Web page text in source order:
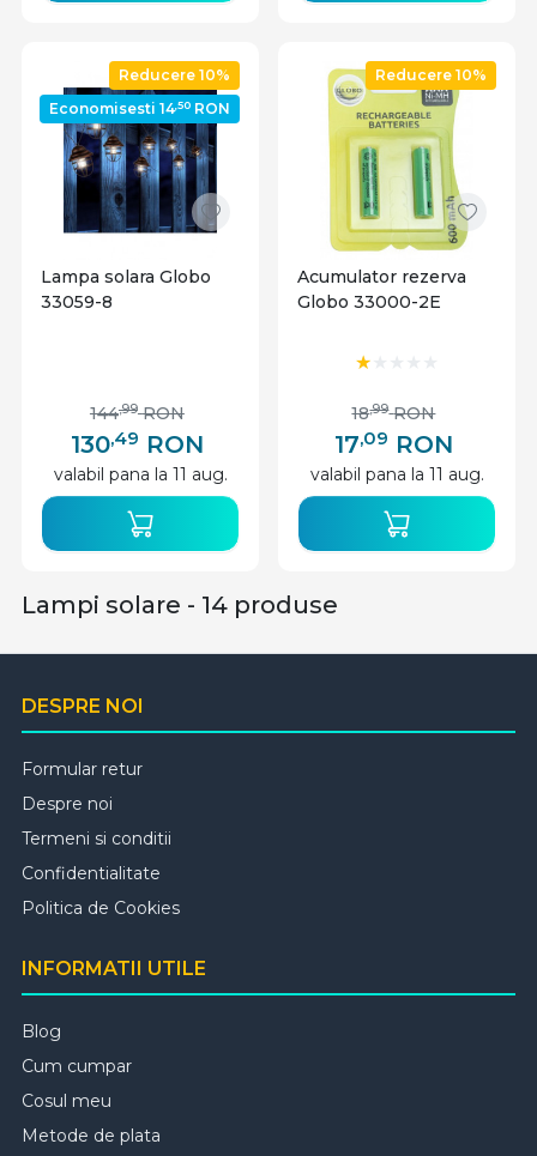
Reducere 10%
Economisesti 14,50 RON
Lampa solara Globo
33059-8
130,49 RON
144,99 RON
valabil pana la 11 aug.
Reducere 10%
Acumulator rezerva
Globo 33000-2E
17,09 RON
18,99 RON
valabil pana la 11 aug.
Lampi solare - 14 produse
DESPRE NOI
Formular retur
Despre noi
Termeni si conditii
Confidentialitate
Politica de Cookies
INFORMATII UTILE
Blog
Cum cumpar
Cosul meu
Metode de plata